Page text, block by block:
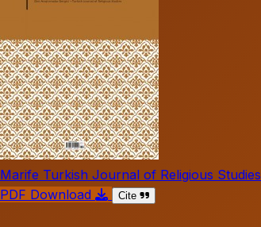
Marife Turkish Journal of Religious Studies
PDF Download
Cite